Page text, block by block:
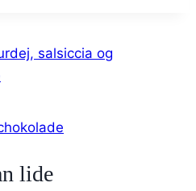
salsiccia og
lide